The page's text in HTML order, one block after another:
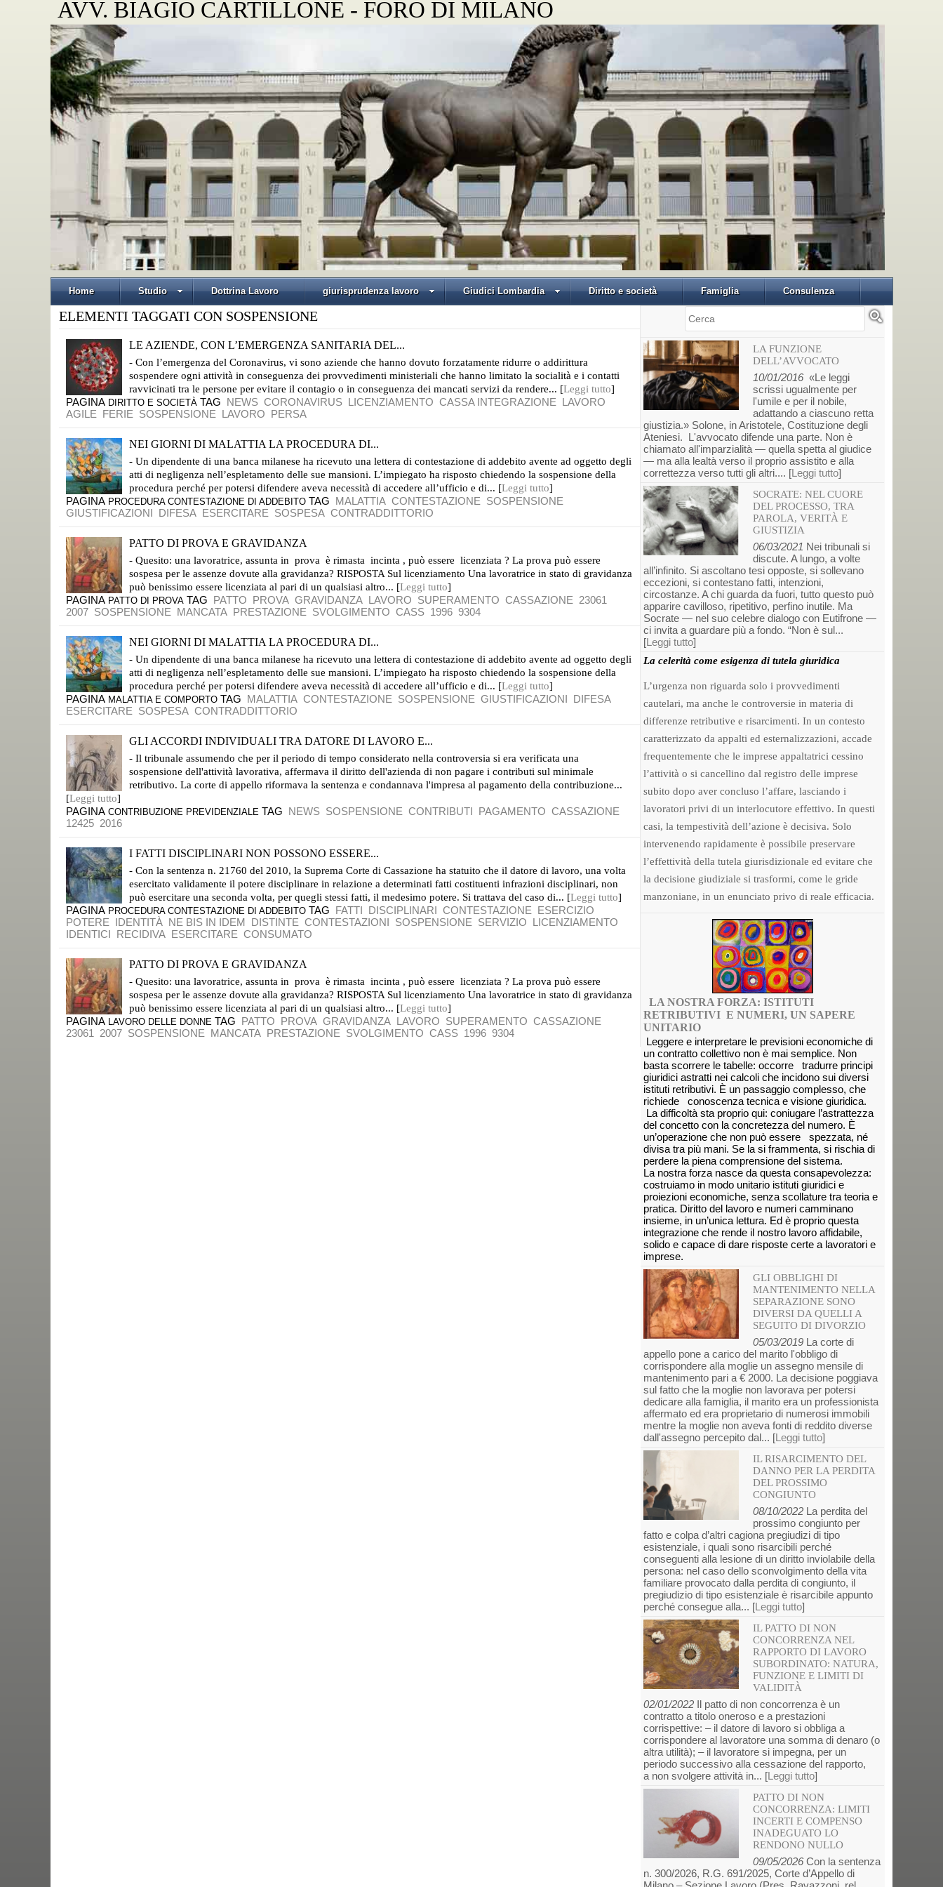
AVV. BIAGIO CARTILLONE - FORO DI MILANO
Home Studio Dottrina Lavoro giurisprudenza lavoro Giudici Lombardia Diritto e società Famiglia Consulenza
ELEMENTI TAGGATI CON SOSPENSIONE
LE AZIENDE, CON L’EMERGENZA SANITARIA DEL...
- Con l’emergenza del Coronavirus, vi sono aziende che hanno dovuto forzatamente ridurre o addirittura
sospendere ogni attività in conseguenza dei provvedimenti ministeriali che hanno limitato la socialità e i contatti
ravvicinati tra le persone per evitare il contagio o in conseguenza dei mancati servizi da rendere... [Leggi tutto]
PAGINA DIRITTO E SOCIETÀ TAG NEWS CORONAVIRUS LICENZIAMENTO CASSA INTEGRAZIONE LAVORO
AGILE FERIE SOSPENSIONE LAVORO PERSA
NEI GIORNI DI MALATTIA LA PROCEDURA DI...
- Un dipendente di una banca milanese ha ricevuto una lettera di contestazione di addebito avente ad oggetto degli
atti di negligenza nell’espletamento delle sue mansioni. L’impiegato ha risposto chiedendo la sospensione della
procedura perché per potersi difendere aveva necessità di accedere all’ufficio e di... [Leggi tutto]
PAGINA PROCEDURA CONTESTAZIONE DI ADDEBITO TAG MALATTIA CONTESTAZIONE SOSPENSIONE
GIUSTIFICAZIONI DIFESA ESERCITARE SOSPESA CONTRADDITTORIO
PATTO DI PROVA E GRAVIDANZA
- Quesito: una lavoratrice, assunta in prova è rimasta incinta , può essere licenziata ? La prova può essere
sospesa per le assenze dovute alla gravidanza? RISPOSTA Sul licenziamento Una lavoratrice in stato di gravidanza
può benissimo essere licenziata al pari di un qualsiasi altro... [Leggi tutto]
PAGINA PATTO DI PROVA TAG PATTO PROVA GRAVIDANZA LAVORO SUPERAMENTO CASSAZIONE 23061
2007 SOSPENSIONE MANCATA PRESTAZIONE SVOLGIMENTO CASS 1996 9304
NEI GIORNI DI MALATTIA LA PROCEDURA DI...
- Un dipendente di una banca milanese ha ricevuto una lettera di contestazione di addebito avente ad oggetto degli
atti di negligenza nell’espletamento delle sue mansioni. L’impiegato ha risposto chiedendo la sospensione della
procedura perché per potersi difendere aveva necessità di accedere all’ufficio e di... [Leggi tutto]
PAGINA MALATTIA E COMPORTO TAG MALATTIA CONTESTAZIONE SOSPENSIONE GIUSTIFICAZIONI DIFESA
ESERCITARE SOSPESA CONTRADDITTORIO
GLI ACCORDI INDIVIDUALI TRA DATORE DI LAVORO E...
- Il tribunale assumendo che per il periodo di tempo considerato nella controversia si era verificata una
sospensione dell'attività lavorativa, affermava il diritto dell'azienda di non pagare i contributi sul minimale
retributivo. La corte di appello riformava la sentenza e condannava l'impresa al pagamento della contribuzione...
[Leggi tutto]
PAGINA CONTRIBUZIONE PREVIDENZIALE TAG NEWS SOSPENSIONE CONTRIBUTI PAGAMENTO CASSAZIONE
12425 2016
I FATTI DISCIPLINARI NON POSSONO ESSERE...
- Con la sentenza n. 21760 del 2010, la Suprema Corte di Cassazione ha statuito che il datore di lavoro, una volta
esercitato validamente il potere disciplinare in relazione a determinati fatti costituenti infrazioni disciplinari, non
può esercitare una seconda volta, per quegli stessi fatti, il medesimo potere. Si trattava del caso di... [Leggi tutto]
PAGINA PROCEDURA CONTESTAZIONE DI ADDEBITO TAG FATTI DISCIPLINARI CONTESTAZIONE ESERCIZIO
POTERE IDENTITÀ NE BIS IN IDEM DISTINTE CONTESTAZIONI SOSPENSIONE SERVIZIO LICENZIAMENTO
IDENTICI RECIDIVA ESERCITARE CONSUMATO
PATTO DI PROVA E GRAVIDANZA
- Quesito: una lavoratrice, assunta in prova è rimasta incinta , può essere licenziata ? La prova può essere
sospesa per le assenze dovute alla gravidanza? RISPOSTA Sul licenziamento Una lavoratrice in stato di gravidanza
può benissimo essere licenziata al pari di un qualsiasi altro... [Leggi tutto]
PAGINA LAVORO DELLE DONNE TAG PATTO PROVA GRAVIDANZA LAVORO SUPERAMENTO CASSAZIONE
23061
2007 SOSPENSIONE MANCATA PRESTAZIONE SVOLGIMENTO CASS 1996 9304
Cerca
LA FUNZIONE
DELL’AVVOCATO
10/01/2016«Le leggi
scrissi ugualmente per
l'umile e per il nobile,
adattando a ciascuno retta
giustizia.» Solone, in Aristotele, Costituzione degli
Ateniesi. L'avvocato difende una parte. Non è
chiamato all'imparzialità — quella spetta al giudice
— ma alla lealtà verso il proprio assistito e alla
correttezza verso tutti gli altri.... [Leggi tutto]
SOCRATE: NEL CUORE
DEL PROCESSO, TRA
PAROLA, VERITÀ E
GIUSTIZIA
06/03/2021 Nei tribunali si
discute. A lungo, a volte
all’infinito. Si ascoltano tesi opposte, si sollevano
eccezioni, si contestano fatti, intenzioni,
circostanze. A chi guarda da fuori, tutto questo può
apparire cavilloso, ripetitivo, perfino inutile. Ma
Socrate — nel suo celebre dialogo con Eutifrone —
ci invita a guardare più a fondo. “Non è sul...
[Leggi tutto]
La celerità come esigenza di tutela giuridica
L’urgenza non riguarda solo i provvedimenti
cautelari, ma anche le controversie in materia di
differenze retributive e risarcimenti. In un contesto
caratterizzato da appalti ed esternalizzazioni, accade
frequentemente che le imprese appaltatrici cessino
l’attività o si cancellino dal registro delle imprese
subito dopo aver concluso l’affare, lasciando i
lavoratori privi di un interlocutore effettivo. In questi
casi, la tempestività dell’azione è decisiva. Solo
intervenendo rapidamente è possibile preservare
l’effettività della tutela giurisdizionale ed evitare che
la decisione giudiziale si trasformi, come le gride
manzoniane, in un enunciato privo di reale efficacia.
LA NOSTRA FORZA: ISTITUTI
RETRIBUTIVI E NUMERI, UN SAPERE
UNITARIO
Leggere e interpretare le previsioni economiche di
un contratto collettivo non è mai semplice. Non
basta scorrere le tabelle: occorre tradurre principi
giuridici astratti nei calcoli che incidono sui diversi
istituti retributivi. È un passaggio complesso, che
richiede conoscenza tecnica e visione giuridica.
La difficoltà sta proprio qui: coniugare l’astrattezza
del concetto con la concretezza del numero. È
un’operazione che non può essere spezzata, né
divisa tra più mani. Se la si frammenta, si rischia di
perdere la piena comprensione del sistema.
La nostra forza nasce da questa consapevolezza:
costruiamo in modo unitario istituti giuridici e
proiezioni economiche, senza scollature tra teoria e
pratica. Diritto del lavoro e numeri camminano
insieme, in un’unica lettura. Ed è proprio questa
integrazione che rende il nostro lavoro affidabile,
solido e capace di dare risposte certe a lavoratori e
imprese.
GLI OBBLIGHI DI
MANTENIMENTO NELLA
SEPARAZIONE SONO
DIVERSI DA QUELLI A
SEGUITO DI DIVORZIO
05/03/2019La corte di
appello pone a carico del marito l'obbligo di
corrispondere alla moglie un assegno mensile di
mantenimento pari a € 2000. La decisione poggiava
sul fatto che la moglie non lavorava per potersi
dedicare alla famiglia, il marito era un professionista
affermato ed era proprietario di numerosi immobili
mentre la moglie non aveva fonti di reddito diverse
dall'assegno percepito dal... [Leggi tutto]
IL RISARCIMENTO DEL
DANNO PER LA PERDITA
DEL PROSSIMO
CONGIUNTO
08/10/2022La perdita del
prossimo congiunto per
fatto e colpa d’altri cagiona pregiudizi di tipo
esistenziale, i quali sono risarcibili perché
conseguenti alla lesione di un diritto inviolabile della
persona: nel caso dello sconvolgimento della vita
familiare provocato dalla perdita di congiunto, il
pregiudizio di tipo esistenziale è risarcibile appunto
perché consegue alla... [Leggi tutto]
IL PATTO DI NON
CONCORRENZA NEL
RAPPORTO DI LAVORO
SUBORDINATO: NATURA,
FUNZIONE E LIMITI DI
VALIDITÀ
02/01/2022 Il patto di non concorrenza è un
contratto a titolo oneroso e a prestazioni
corrispettive: – il datore di lavoro si obbliga a
corrispondere al lavoratore una somma di denaro (o
altra utilità); – il lavoratore si impegna, per un
periodo successivo alla cessazione del rapporto,
a non svolgere attività in... [Leggi tutto]
PATTO DI NON
CONCORRENZA: LIMITI
INCERTI E COMPENSO
INADEGUATO LO
RENDONO NULLO
09/05/2026Con la sentenza
n. 300/2026, R.G. 691/2025, Corte d’Appello di